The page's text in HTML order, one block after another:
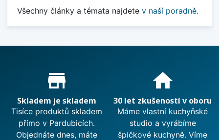
Všechny články a témata najdete v naší poradně.
Proč nakupovat u nás?
store_mall_directory
Skladem je skladem
Tisíce produktů skladem
přímo v Pardubicích.
Objednáte dnes, máte
home
30 let zkušeností v oboru
Máme vlastní kuchyňské
studio a vyrábíme
špičkové kuchyně. Víme